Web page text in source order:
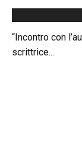
“Incontro con
scrittrice...